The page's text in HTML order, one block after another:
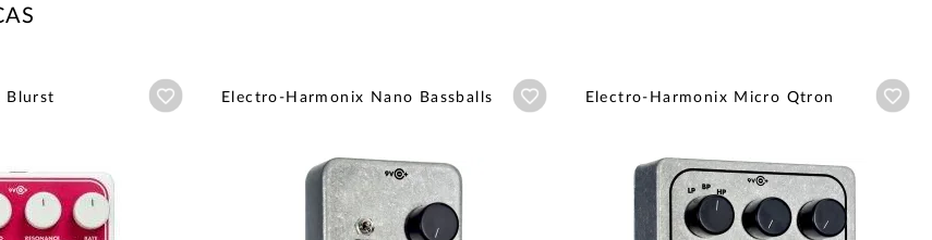
Blurst Añadir a wishlist
Electro-Harmonix Nano Bassballs Añadir a wishlist
Electro-Harmonix Micro Qtron